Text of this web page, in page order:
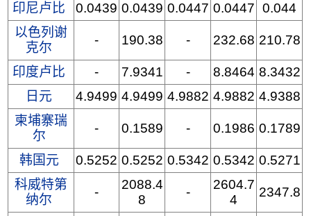
印尼卢比 0.0439 0.0439 0.0447 0.0447 0.044
以色列谢
克尔
- 190.38 - 232.68 210.78
印度卢比 - 7.9341 - 8.8464 8.3432
日元
4.9499 4.9499 4.9882 4.9882 4.9388
柬埔寨瑞
尔
- 0.1589 - 0.1986 0.1789
韩国元 0.5252 0.5252 0.5342 0.5342 0.5271
科威特第
纳尔
-
2088.4
8
-
2604.7
4
2347.8